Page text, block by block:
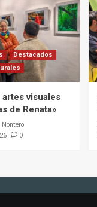
Destacados
visuales
de Renata»
Montero
0